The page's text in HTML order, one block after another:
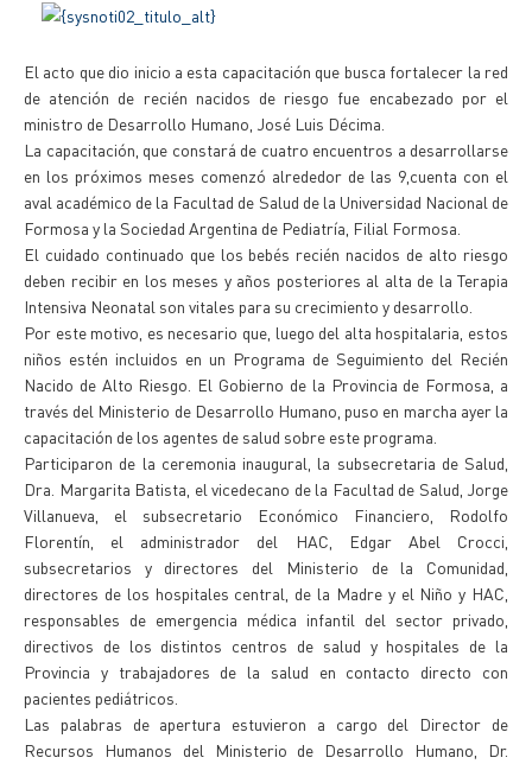
El acto que dio inicio a esta capacitación que busca fortalecer la red
de atención de recién nacidos de riesgo fue encabezado por el
ministro de Desarrollo Humano, José Luis Décima.
La capacitación, que constará de cuatro encuentros a desarrollarse
en los próximos meses comenzó alrededor de las 9,cuenta con el
aval académico de la Facultad de Salud de la Universidad Nacional de
Formosa y la Sociedad Argentina de Pediatría, Filial Formosa.
El cuidado continuado que los bebés recién nacidos de alto riesgo
deben recibir en los meses y años posteriores al alta de la Terapia
Intensiva Neonatal son vitales para su crecimiento y desarrollo.
Por este motivo, es necesario que, luego del alta hospitalaria, estos
niños estén incluidos en un Programa de Seguimiento del Recién
Nacido de Alto Riesgo. El Gobierno de la Provincia de Formosa, a
través del Ministerio de Desarrollo Humano, puso en marcha ayer la
capacitación de los agentes de salud sobre este programa.
Participaron de la ceremonia inaugural, la subsecretaria de Salud,
Dra. Margarita Batista, el vicedecano de la Facultad de Salud, Jorge
Villanueva, el subsecretario Económico Financiero, Rodolfo
Florentín, el administrador del HAC, Edgar Abel Crocci,
subsecretarios y directores del Ministerio de la Comunidad,
directores de los hospitales central, de la Madre y el Niño y HAC,
responsables de emergencia médica infantil del sector privado,
directivos de los distintos centros de salud y hospitales de la
Provincia y trabajadores de la salud en contacto directo con
pacientes pediátricos.
Las palabras de apertura estuvieron a cargo del Director de
Recursos Humanos del Ministerio de Desarrollo Humano, Dr.